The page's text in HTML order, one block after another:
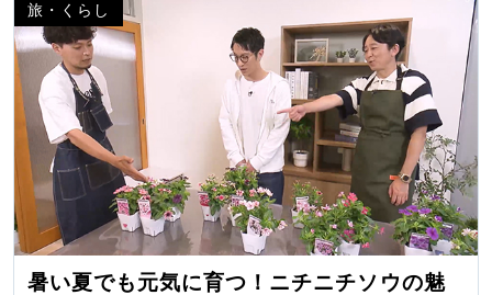
旅・くらし
暑い夏でも元気に育つ！ニチニチソウの魅